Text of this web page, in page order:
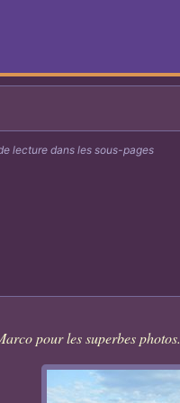
lecture dans les sous-pages
pour les superbes photos.